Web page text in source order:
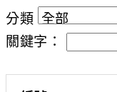
分類
關鍵字：